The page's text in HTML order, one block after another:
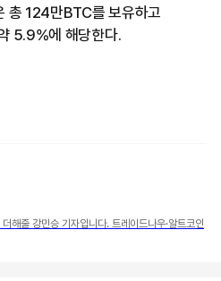
총 124만BTC를 보유하고
5.9%에 해당한다.
해줄 강민승 기자입니다. 트레이드나우·알트코인